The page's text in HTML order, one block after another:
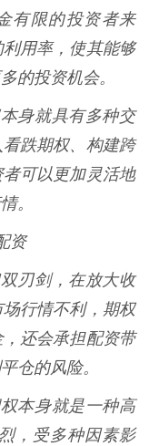
有限的投资者来
用率，使其能够
的投资机会。
身就具有多种交
跌期权、构建跨
可以更加灵活地
。
资
刃剑，在放大收
行情不利，期权
还会承担配资带
仓的风险。
本身就是一种高
，受多种因素影